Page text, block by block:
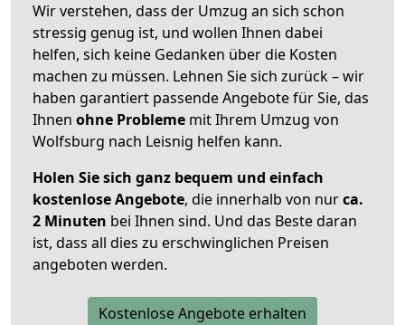
Wir verstehen, dass der Umzug an sich schon
stressig genug ist, und wollen Ihnen dabei
helfen, sich keine Gedanken über die Kosten
machen zu müssen. Lehnen Sie sich zurück – wir
haben garantiert passende Angebote für Sie, das
Ihnen ohne Probleme mit Ihrem Umzug von
Wolfsburg nach Leisnig helfen kann.
Holen Sie sich ganz bequem und einfach
kostenlose Angebote, die innerhalb von nurca.
2 Minuten bei Ihnen sind. Und das Beste daran
ist, dass all dies zu erschwinglichen Preisen
angeboten werden.
Kostenlose Angebote erhalten